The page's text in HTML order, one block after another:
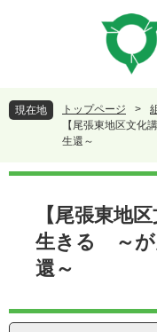
頭
で
飛
ば
本
現在地 トップページ >
【尾張東地区文
生還～
本
【尾張東地
生きる ～が
還～